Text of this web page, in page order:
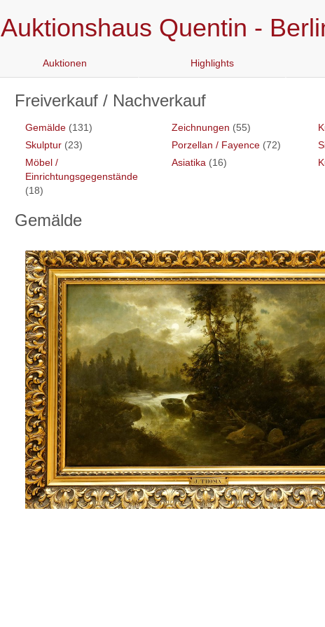
Auktionshaus Quentin -
Auktionen Highlights
Freiverkauf / Nachverkauf
Gemälde (131) Zeichnungen (55)
Skulptur (23) Porzellan / Fayence (72)
Möbel /
Einrichtungsgegenstände
(18)
Asiatika (16)
Gemälde